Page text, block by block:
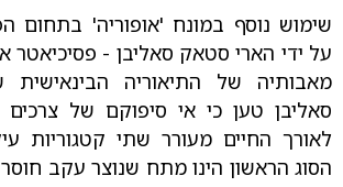
שימוש נוסף במונח 'אופוריה' בתחום
על ידי הארי סטאק סאליבן - פסיכיאטר
מאבותיה של התיאוריה הבינאישית
סאליבן טען כי אי סיפוקם של צרכים
לאורך החיים מעורר שתי קטגוריות
הסוג הראשון הינו מתח שנוצר עקב